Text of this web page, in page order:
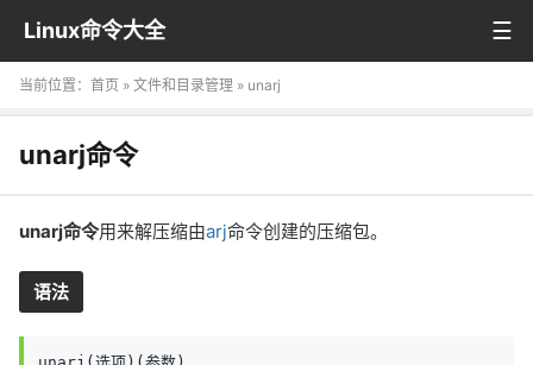
Linux命令大全
当前位置： 首页 » 文件和目录管理 » unarj
unarj命令
unarj命令用来解压缩由arj命令创建的压缩包。
语法